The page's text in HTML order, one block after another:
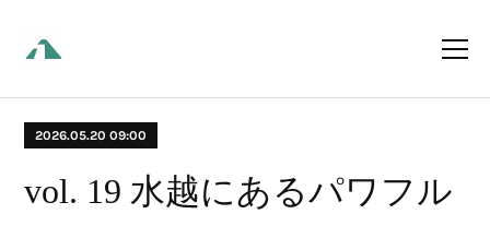
2026.05.20 09:00
vol. 19 水越にあるパワフル